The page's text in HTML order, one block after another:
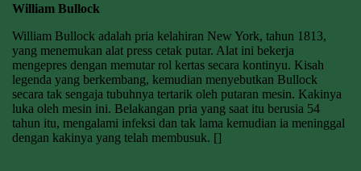
William Bullock
William Bullock adalah pria kelahiran New York, tahun 1813,
yang menemukan alat press cetak putar. Alat ini bekerja
mengepres dengan memutar rol kertas secara kontinyu. Kisah
legenda yang berkembang, kemudian menyebutkan Bullock
secara tak sengaja tubuhnya tertarik oleh putaran mesin. Kakinya
luka oleh mesin ini. Belakangan pria yang saat itu berusia 54
tahun itu, mengalami infeksi dan tak lama kemudian ia meninggal
dengan kakinya yang telah membusuk. []